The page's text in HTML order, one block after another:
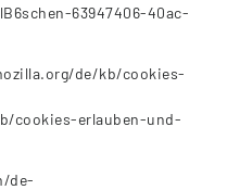
63947406-40ac-
de/kb/cookies-
cookies-erlauben-und-
de-